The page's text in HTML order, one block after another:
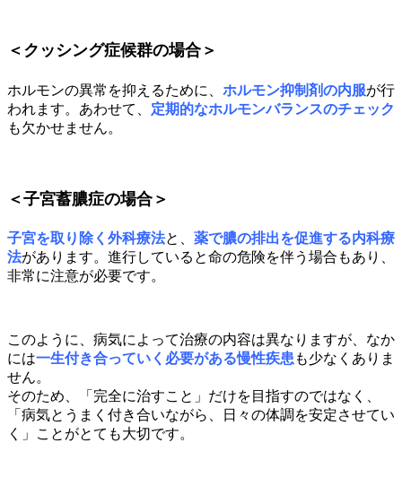
＜クッシング症候群の場合＞
ホルモンの異常を抑えるために、 ホルモン抑制剤の内服が行
われます。あわせて、 定期的なホルモンバランスのチェック
も欠かせません。
＜子宮蓄膿症の場合＞
子宮を取り除く外科療法と、 薬で膿の排出を促進する内科療
法があります。進行していると命の危険を伴う場合もあり、
非常に注意が必要です。
このように、病気によって治療の内容は異なりますが、なか
には一生付き合っていく必要がある慢性疾患 も少なくありま
せん。
そのため、「完全に治すこと」だけを目指すのではなく、
「病気とうまく付き合いながら、日々の体調を安定させてい
く」ことがとても大切です。